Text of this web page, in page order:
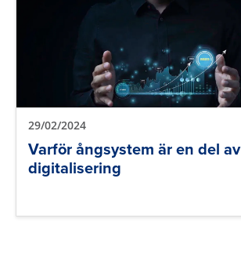
29/02/2024
Varför ångsystem är en del av
digitalisering